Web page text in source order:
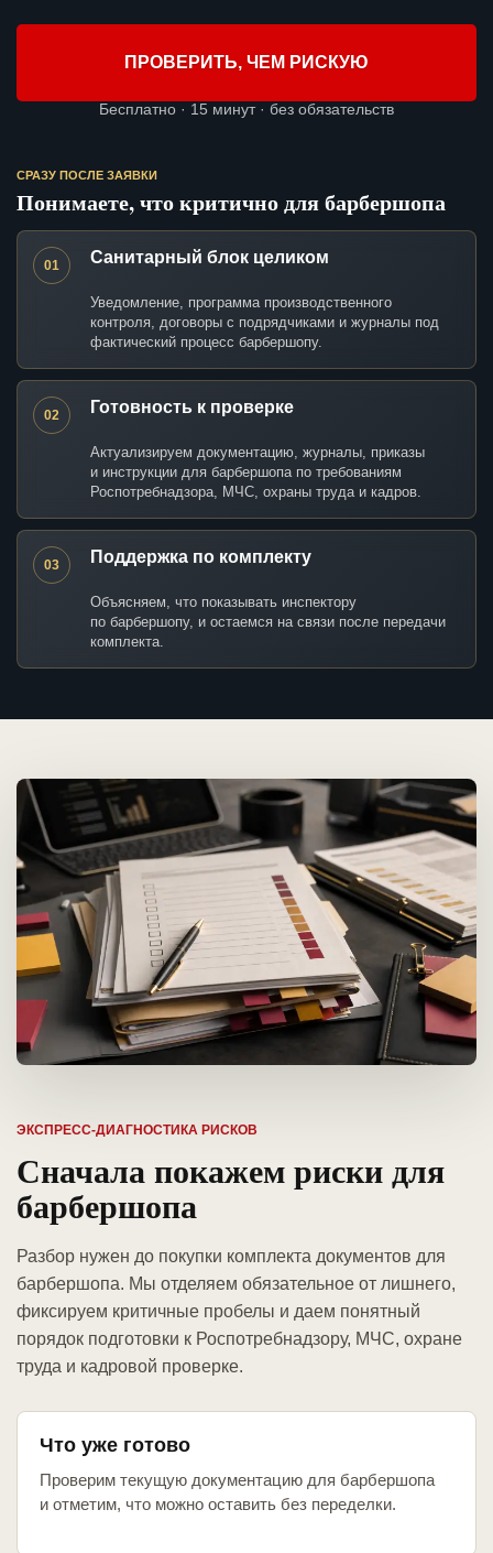
ПРОВЕРИТЬ, ЧЕМ РИСКУЮ
Бесплатно · 15 минут · без обязательств
СРАЗУ ПОСЛЕ ЗАЯВКИ
Понимаете, что критично для барбершопа
01 Санитарный блок целиком
Уведомление, программа производственного
контроля, договоры с подрядчиками и журналы под
фактический процесс барбершопу.
02 Готовность к проверке
Актуализируем документацию, журналы, приказы
и инструкции для барбершопа по требованиям
Роспотребнадзора, МЧС, охраны труда и кадров.
03 Поддержка по комплекту
Объясняем, что показывать инспектору
по барбершопу, и остаемся на связи после передачи
комплекта.
ЭКСПРЕСС-ДИАГНОСТИКА РИСКОВ
Сначала покажем риски для
барбершопа
Разбор нужен до покупки комплекта документов для
барбершопа. Мы отделяем обязательное от лишнего,
фиксируем критичные пробелы и даем понятный
порядок подготовки к Роспотребнадзору, МЧС, охране
труда и кадровой проверке.
Что уже готово
Проверим текущую документацию для барбершопа
и отметим, что можно оставить без переделки.